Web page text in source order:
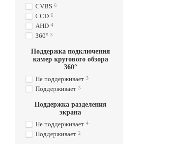
CVBS 6
CCD 6
AHD 4
360° 3
Поддержка подключения
камер кругового обзора
360°
Не поддерживает 3
Поддерживает 3
Поддержка разделения
экрана
Не поддерживает 4
Поддерживает 2